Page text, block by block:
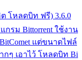
ต โหลดบิท ฟรี) 3.6.0
กรม Bittorrent ใช้งาน
แต่ขนาดไฟล์
กๆ เอาไว้ โหลดบิท Bi